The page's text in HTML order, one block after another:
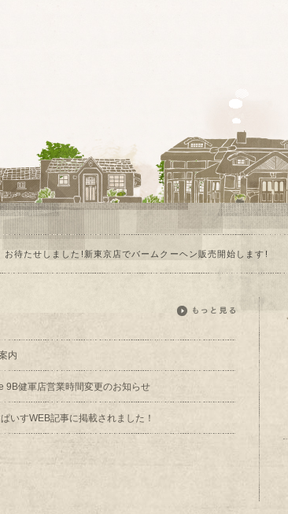
お待たせしました!新東京店でバームクーヘン販売開始します!
内
9B健軍店営業時間変更のお知らせ
いすWEB記事に掲載されました！